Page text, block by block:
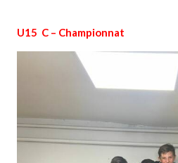
U15 C – Championnat